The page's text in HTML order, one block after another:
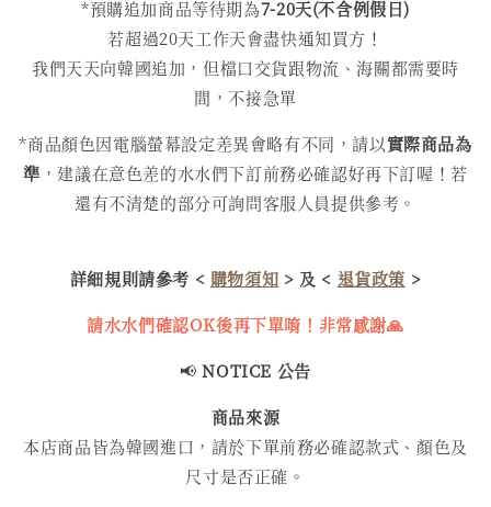
*預購追加商品等待期為7-20天(不含例假日)
若超過20天工作天會盡快通知買方！
我們天天向韓國追加，但檔口交貨跟物流、海關都需要時
間，不接急單
*商品顏色因電腦螢幕設定差異會略有不同，請以實際商品為
準 ，建議在意色差的水水們下訂前務必確認好再下訂喔！若
還有不清楚的部分可詢問客服人員提供參考。
詳細規則請參考 < 購物須知 > 及 < 退貨政策 >
請水水們確認OK後再下單唷！非常感謝🙏
📢NOTICE 公告
商品來源
本店商品皆為韓國進口，請於下單前務必確認款式、顏色及
尺寸是否正確。